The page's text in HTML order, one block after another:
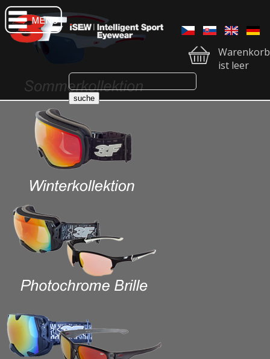
Warenkorb
ist leer